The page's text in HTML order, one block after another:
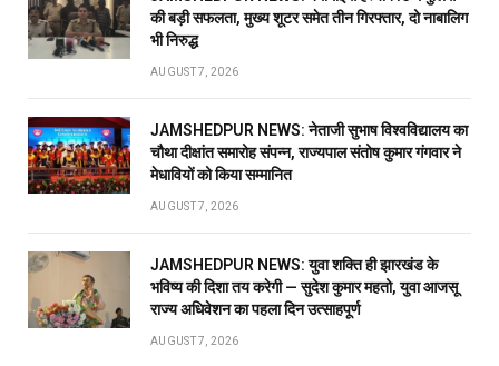
की बड़ी सफलता, मुख्य शूटर समेत तीन गिरफ्तार, दो नाबालिग
भी निरुद्ध
AUGUST 7, 2026
JAMSHEDPUR NEWS: नेताजी सुभाष विश्वविद्यालय का
चौथा दीक्षांत समारोह संपन्न, राज्यपाल संतोष कुमार गंगवार ने
मेधावियों को किया सम्मानित
AUGUST 7, 2026
JAMSHEDPUR NEWS: युवा शक्ति ही झारखंड के
भविष्य की दिशा तय करेगी — सुदेश कुमार महतो, युवा आजसू
राज्य अधिवेशन का पहला दिन उत्साहपूर्ण
AUGUST 7, 2026